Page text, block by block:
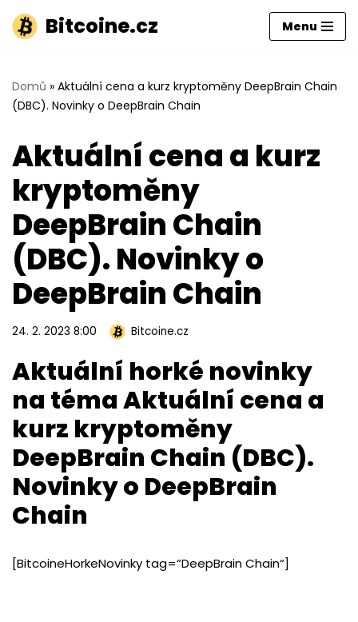
Přeskočit
obsah
Bitcoine.cz Menu
Domů » Aktuální cena a kurz kryptoměny DeepBrain Chain
(DBC). Novinky o DeepBrain Chain
Aktuální cena a kurz
kryptoměny
DeepBrain Chain
(DBC). Novinky o
DeepBrain Chain
24. 2. 2023 8:00 Bitcoine.cz
Aktuální horké novinky
na téma Aktuální cena a
kurz kryptoměny
DeepBrain Chain (DBC).
Novinky o DeepBrain
Chain
[BitcoineHorkeNovinky tag=“DeepBrain Chain“]